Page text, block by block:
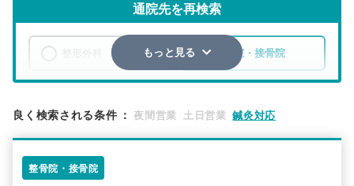
通院先を再検索
整骨院・接骨院
検索する
もっと見る
良く検索される条件 ： 夜間営業 土日営業 鍼灸対応
整骨院・接骨院